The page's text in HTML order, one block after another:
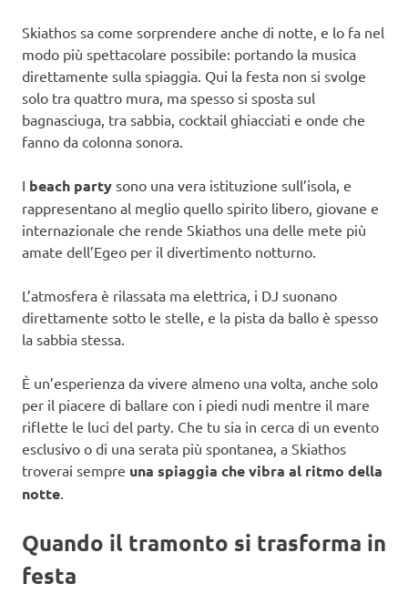
Skiathos sa come sorprendere anche di notte, e lo fa nel
modo più spettacolare possibile: portando la musica
direttamente sulla spiaggia. Qui la festa non si svolge
solo tra quattro mura, ma spesso si sposta sul
bagnasciuga, tra sabbia, cocktail ghiacciati e onde che
fanno da colonna sonora.
I beach party sono una vera istituzione sull’isola, e
rappresentano al meglio quello spirito libero, giovane e
internazionale che rende Skiathos una delle mete più
amate dell’Egeo per il divertimento notturno.
L’atmosfera è rilassata ma elettrica, i DJ suonano
direttamente sotto le stelle, e la pista da ballo è spesso
la sabbia stessa.
È un’esperienza da vivere almeno una volta, anche solo
per il piacere di ballare con i piedi nudi mentre il mare
riflette le luci del party. Che tu sia in cerca di un evento
esclusivo o di una serata più spontanea, a Skiathos
troverai sempre una spiaggia che vibra al ritmo della
notte
Quando il tramonto si trasforma in
festa